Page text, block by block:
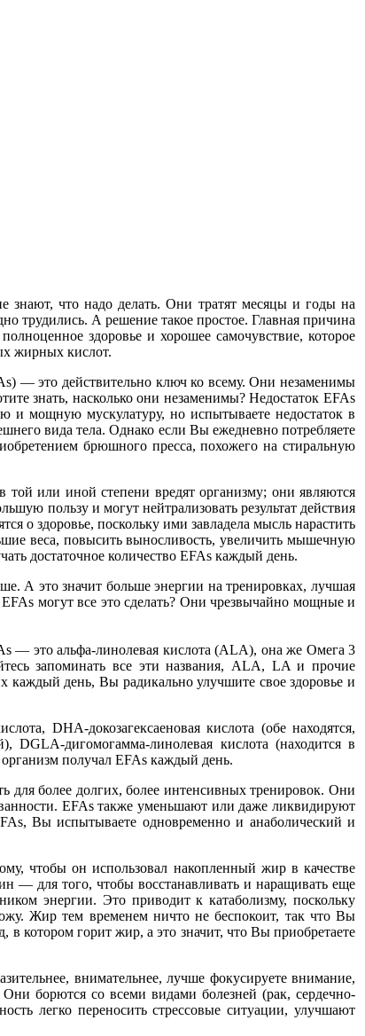
знают, что надо делать. Они тратят месяцы и годы на
трудились. А решение такое простое. Главная причина
здоровье и хорошее самочувствие, которое
жирных кислот.
— это действительно ключ ко всему. Они незаменимы
знать, насколько они незаменимы? Недостаток EFAs
и мощную мускулатуру, но испытываете недостаток в
вида тела. Однако если Вы ежедневно потребляете
брюшного пресса, похожего на стиральную
или иной степени вредят организму; они являются
пользу и могут нейтрализовать результат действия
о здоровье, поскольку ими завладела мысль нарастить
веса, повысить выносливость, увеличить мышечную
достаточное количество EFAs каждый день.
А это значит больше энергии на тренировках, лучшая
могут все это сделать? Они чрезвычайно мощные и
— это альфа-линолевая кислота (ALA), она же Омега 3
запоминать все эти названия, ALA, LA и прочие
день, Вы радикально улучшите свое здоровье и
DHA-докозагексаеновая кислота (обе находятся,
DGLA-дигомогамма-линолевая кислота (находится в
получал EFAs каждый день.
для более долгих, более интенсивных тренировок. Они
EFAs также уменьшают или даже ликвидируют
Вы испытываете одновременно и анаболический и
чтобы он использовал накопленный жир в качестве
— для того, чтобы восстанавливать и наращивать еще
энергии. Это приводит к катаболизму, поскольку
Жир тем временем ничто не беспокоит, так что Вы
котором горит жир, а это значит, что Вы приобретаете
внимательнее, лучше фокусируете внимание,
борются со всеми видами болезней (рак, сердечно-
легко переносить стрессовые ситуации, улучшают